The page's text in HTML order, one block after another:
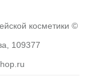
косметики ©
109377